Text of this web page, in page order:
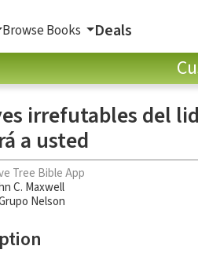
Browse Books Deals
irrefutables del
a usted
Tree Bible App
C. Maxwell
Nelson